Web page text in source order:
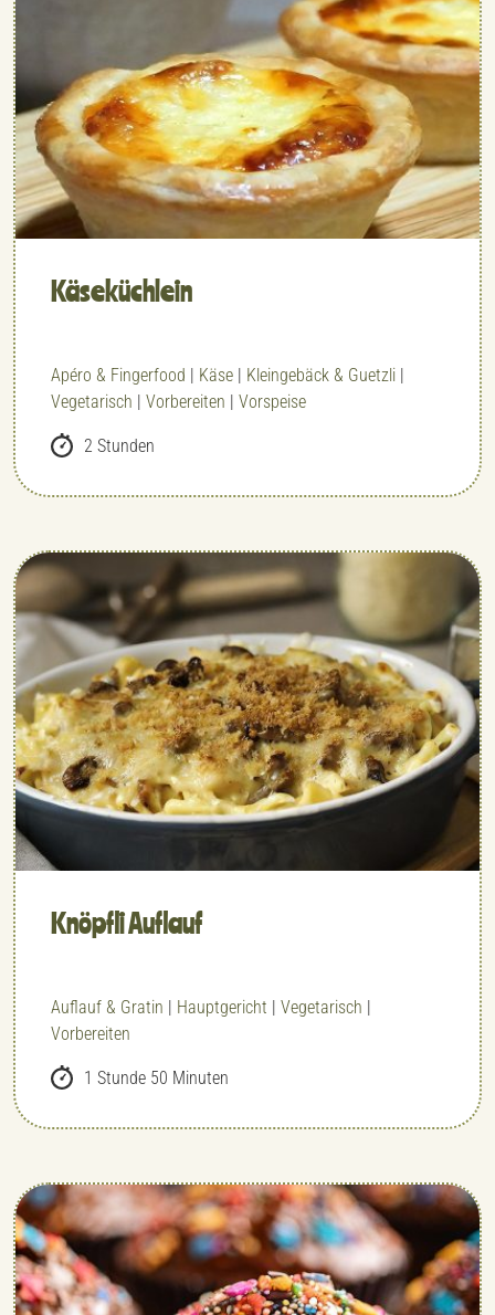
Käseküchlein
Apéro & Fingerfood | Käse | Kleingebäck & Guetzli |
Vegetarisch | Vorbereiten | Vorspeise
2 Stunden
Knöpfli Auflauf
Auflauf & Gratin | Hauptgericht | Vegetarisch |
Vorbereiten
1 Stunde 50 Minuten